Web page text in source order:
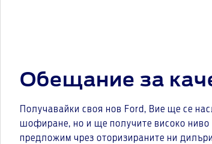
Обещание за
Получавайки своя нов Ford, Вие ще се
шофиране, но и ще получите високо ниво
предложим чрез оторизираните ни